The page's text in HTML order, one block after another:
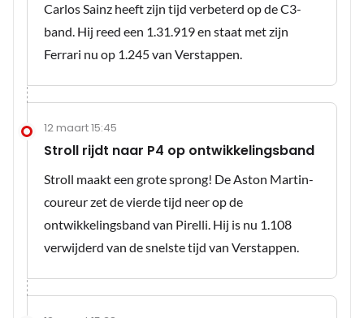
Carlos Sainz heeft zijn tijd verbeterd op de C3-
band. Hij reed een 1.31.919 en staat met zijn
Ferrari nu op 1.245 van Verstappen.
12 maart 15:45
Stroll rijdt naar P4 op ontwikkelingsband
Stroll maakt een grote sprong! De Aston Martin-
coureur zet de vierde tijd neer op de
ontwikkelingsband van Pirelli. Hij is nu 1.108
verwijderd van de snelste tijd van Verstappen.